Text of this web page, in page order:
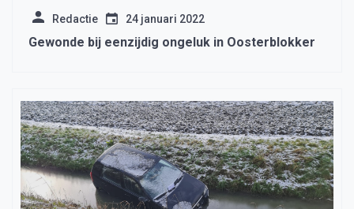
Redactie 24 januari 2022
Gewonde bij eenzijdig ongeluk in Oosterblokker